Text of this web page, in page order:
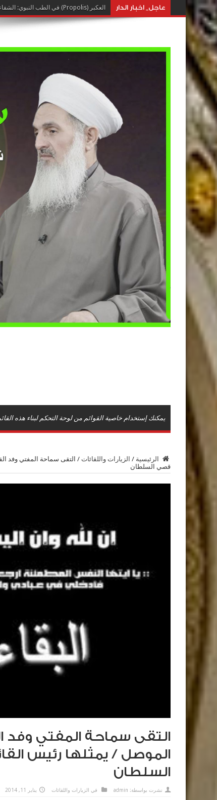
عاجل_ اخبار الدار العكبر (Propolis) في الطب النبوي: الشفاء من خيرات النحل
يمكنك إستخدام خاصية القوائم من لوحة التحكم لبناء هذه
الرئيسية / الزيارات واللقائات / التقى سماحة المفتي وفد
قصي السلطان
التقى سماحة المفتي وفد
الموصل / يمثلها رئيس
السلطان
نشرت بواسطة: admin في الزيارات واللقائات يناير 11, 2014